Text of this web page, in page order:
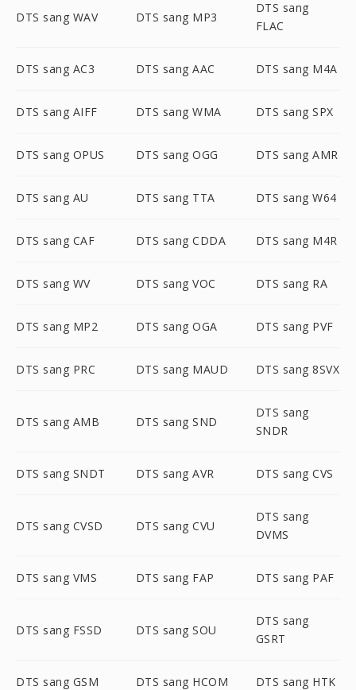
DTS sang WAV DTS sang MP3
DTS sang
FLAC
DTS sang AC3 DTS sang AAC DTS sang M4A
DTS sang AIFF DTS sang WMA DTS sang SPX
DTS sang OPUS DTS sang OGG DTS sang AMR
DTS sang AU DTS sang TTA DTS sang W64
DTS sang CAF DTS sang CDDA DTS sang M4R
DTS sang WV DTS sang VOC DTS sang RA
DTS sang MP2 DTS sang OGA DTS sang PVF
DTS sang PRC DTS sang MAUD DTS sang 8SVX
DTS sang AMB DTS sang SND
DTS sang
SNDR
DTS sang SNDT DTS sang AVR DTS sang CVS
DTS sang CVSD DTS sang CVU
DTS sang
DVMS
DTS sang VMS DTS sang FAP DTS sang PAF
DTS sang FSSD DTS sang SOU
DTS sang
GSRT
DTS sang GSM DTS sang HCOM DTS sang HTK